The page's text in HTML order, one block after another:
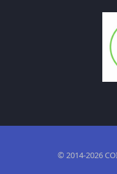
© 2014-2026